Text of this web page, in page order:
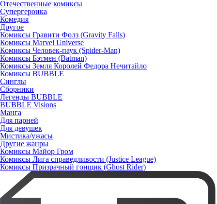
Отечественные комиксы
Супергероика
Комедия
Другое
Комиксы Гравити Фолз (Gravity Falls)
Комиксы Marvel Universe
Комиксы Человек-паук (Spider-Man)
Комиксы Бэтмен (Batman)
Комиксы Земля Королей Федора Нечитайло
Комиксы BUBBLE
Синглы
Сборники
Легенды BUBBLE
BUBBLE Visions
Манга
Для парней
Для девушек
Мистика/ужасы
Другие жанры
Комиксы Майор Гром
Комиксы Лига справедливости (Justice League)
Комиксы Призрачный гонщик (Ghost Rider)